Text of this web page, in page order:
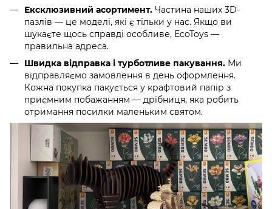
Ексклюзивний асортимент. Частина наших 3D-
пазлів — це моделі, які є тільки у нас. Якщо ви
шукаєте щось справді особливе, EcoToys —
правильна адреса.
Швидка відправка і турботливе пакування. Ми
відправляємо замовлення в день оформлення.
Кожна покупка пакується у крафтовий папір з
приємним побажанням — дрібниця, яка робить
отримання посилки маленьким святом.